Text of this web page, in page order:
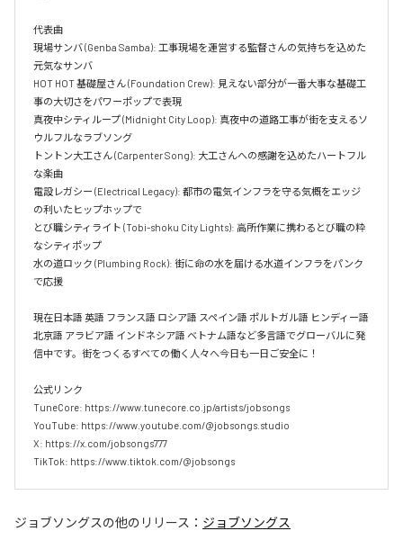
代表曲
現場サンバ (Genba Samba): 工事現場を運営する監督さんの気持ちを込めた
元気なサンバ
HOT HOT 基礎屋さん (Foundation Crew): 見えない部分が一番大事な基礎工
事の大切さをパワーポップで表現
真夜中シティループ (Midnight City Loop): 真夜中の道路工事が街を支えるソ
ウルフルなラブソング
トントン大工さん (Carpenter Song): 大工さんへの感謝を込めたハートフル
な楽曲
電設レガシー (Electrical Legacy): 都市の電気インフラを守る気概をエッジ
の利いたヒップホップで
とび職シティライト (Tobi-shoku City Lights): 高所作業に携わるとび職の粋
なシティポップ
水の道ロック (Plumbing Rock): 街に命の水を届ける水道インフラをパンク
で応援
現在日本語 英語 フランス語 ロシア語 スペイン語 ポルトガル語 ヒンディー語
北京語 アラビア語 インドネシア語 ベトナム語など多言語でグローバルに発
信中です。街をつくるすべての働く人々へ今日も一日ご安全に！
公式リンク
TuneCore: https://www.tunecore.co.jp/artists/jobsongs
YouTube: https://www.youtube.com/@jobsongs.studio
X: https://x.com/jobsongs777
TikTok: https://www.tiktok.com/@jobsongs
ジョブソングスの他のリリース： ジョブソングス